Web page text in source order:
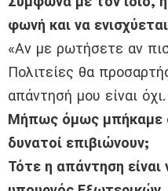
φωνή και να
«Αν με ρωτήσετε αν
Πολιτείες θα
απάντησή μου είναι όχι.
Μήπως όμως μπήκαμε
δυνατοί επιβιώνουν;
Τότε η απάντηση είναι